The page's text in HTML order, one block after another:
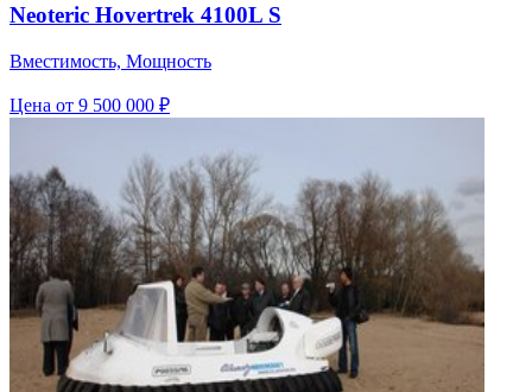
Neoteric Hovertrek 4100L S
Вместимость, Мощность
Цена от 9 500 000 ₽